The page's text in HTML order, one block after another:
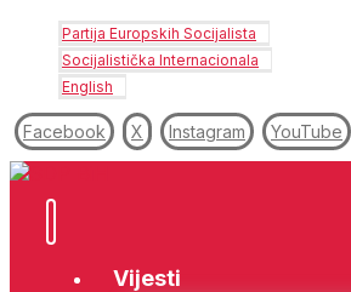
Partija Europskih Socijalista
Socijalistička Internacionala
English
Facebook X Instagram YouTube
Vijesti